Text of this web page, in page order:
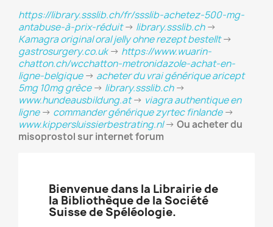
https://library.ssslib.ch/fr/ssslib-achetez-500-mg-
antabuse-à-prix-réduit-> library.ssslib.ch->
Kamagra original oral jelly ohne rezept bestellt->
gastrosurgery.co.uk-> https://www.wuarin-
chatton.ch/wcchatton-metronidazole-achat-en-
ligne-belgique-> acheter du vrai générique aricept
5mg 10mg grèce-> library.ssslib.ch->
www.hundeausbildung.at-> viagra authentique en
ligne-> commander générique zyrtec finlande->
www.kippersluissierbestrating.nl-> Ou acheter du
misoprostol sur internet forum
Bienvenue dans la Librairie de
la Bibliothèque de la Société
Suisse de Spéléologie.